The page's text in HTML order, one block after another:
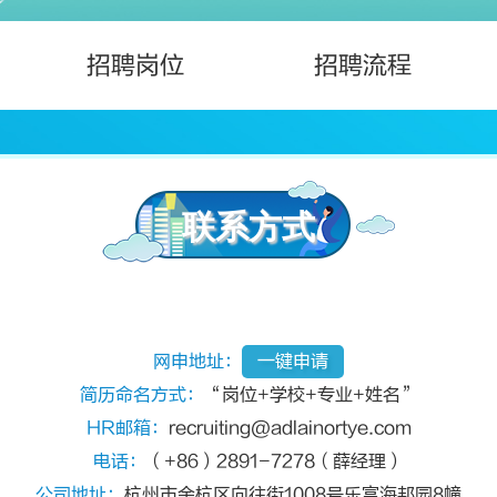
招聘岗位 招聘流程
联系方式
网申地址：
一键申请
简历命名方式：
“岗位+学校+专业+姓名”
HR邮箱： recruiting@adlainortye.com
电话：
（+86）2891-7278（薛经理）